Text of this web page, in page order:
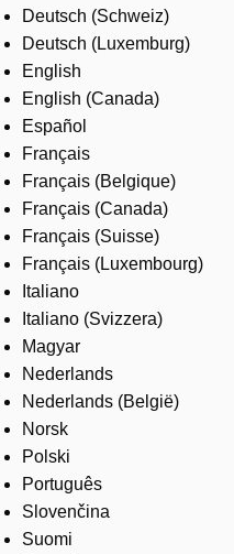
Where to buy
Contact us
Careers
Deutsch (Schweiz)
Deutsch (Luxemburg)
English
English (Canada)
Español
Français
Français (Belgique)
Français (Canada)
Français (Suisse)
Français (Luxembourg)
Italiano
Italiano (Svizzera)
Magyar
Nederlands
Nederlands (België)
Norsk
Polski
Português
Slovenčina
Suomi